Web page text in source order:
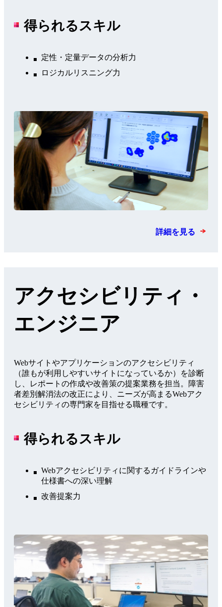
得られるスキル
定性・定量データの分析力
ロジカルリスニング力
詳細を見る
アクセシビリティ・
エンジニア
Webサイトやアプリケーションのアクセシビリティ
（誰もが利用しやすいサイトになっているか）を診断
し、レポートの作成や改善策の提案業務を担当。障害
者差別解消法の改正により、ニーズが高まるWebアク
セシビリティの専門家を目指せる職種です。
得られるスキル
Webアクセシビリティに関するガイドラインや
仕様書への深い理解
改善提案力